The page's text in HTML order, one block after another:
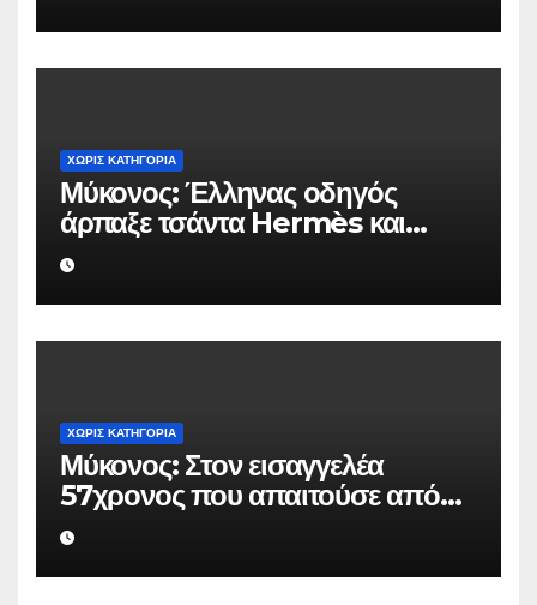
ΧΩΡΊΣ ΚΑΤΗΓΟΡΊΑ
Μύκονος: Έλληνας οδηγός
άρπαξε τσάντα Hermès και
Rolex αξίας 75.000 ευρώ από
Ουκρανό τουρίστα
ΧΩΡΊΣ ΚΑΤΗΓΟΡΊΑ
Μύκονος: Στον εισαγγελέα
57χρονος που απαιτούσε από
επιχειρηματία 80.000 ευρώ για
να μην κάνει καταγγελίες σε
βάρος του